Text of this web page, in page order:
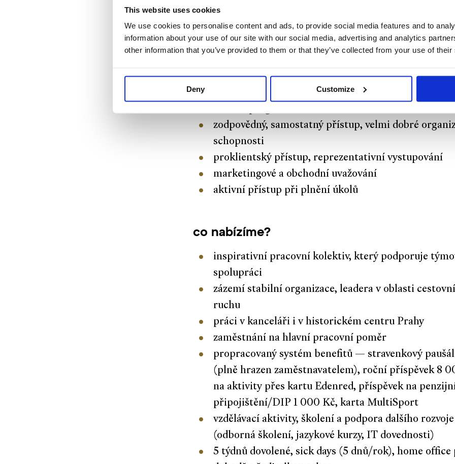
This website uses cookies
We use cookies to personalise content and ads, to provide social media features and to
information about your use of our site with our social media, advertising and analytics
other information that you’ve provided to them or that they’ve collected from your use of
Deny Customize
kreativitu, schopnost analýzy trhu a pochopení
klientů
kultivovaný projev, perfektní ústní i písemnou
znalost místní kultury, reálií a historie
schopnost plánování a domlouvání spolupráce
zodpovědný, samostatný přístup, velmi dobré
schopnosti
proklientský přístup, reprezentativní vystupování
marketingové a obchodní uvažování
aktivní přístup při plnění úkolů
co nabízíme?
inspirativní pracovní kolektiv, který podporuje
spolupráci
zázemí stabilní organizace, leadera v oblasti
ruchu
práci v kanceláři i v historickém centru Prahy
zaměstnání na hlavní pracovní poměr
propracovaný systém benefitů — stravenkový
(plně hrazen zaměstnavatelem), roční příspěvek 8
na aktivity přes kartu Edenred, příspěvek na
připojištění/DIP 1 000 Kč, karta MultiSport
vzdělávací aktivity, školení a podpora dalšího rozvoje
(odborná školení, jazykové kurzy, IT dovednosti)
5 týdnů dovolené, sick days (5 dnů/rok), home office